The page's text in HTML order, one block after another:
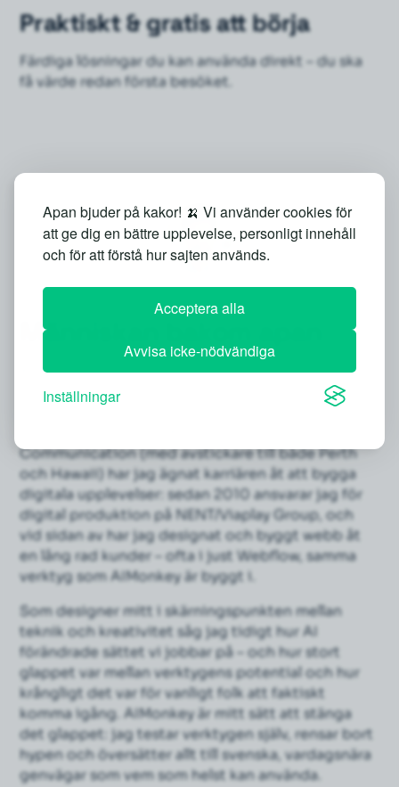
Apan bjuder på kakor! 🍌 Vi använder cookies för
att ge dig en bättre upplevelse, personligt innehåll
och för att förstå hur sajten används.
Acceptera alla
Avvisa icke-nödvändiga
Inställningar
Praktiskt & gratis att börja
Färdiga lösningar du kan använda direkt – du ska
få värde redan första besöket.
Människan bakom apan
Bakom AIMonkey står jag, Lars Dahlberg – digital
"alltiallo" från Stockholm med över 15 år i den
Communication (med avstickare till både Perth
och Hawaii) har jag ägnat karriären åt att bygga
digitala upplevelser: sedan 2010 ansvarar jag för
digital produktion på NENT/Viaplay Group, och
vid sidan av har jag designat och byggt webb åt
en lång rad kunder – ofta i just Webflow, samma
verktyg som AIMonkey är byggt i.
Som designer mitt i skärningspunkten mellan
teknik och kreativitet såg jag tidigt hur AI
förändrade sättet vi jobbar på – och hur stort
glappet var mellan verktygens potential och hur
krångligt det var för vanligt folk att faktiskt
komma igång. AIMonkey är mitt sätt att stänga
det glappet: jag testar verktygen själv, rensar bort
hypen och översätter allt till svenska, vardagsnära
genvägar som vem som helst kan använda.